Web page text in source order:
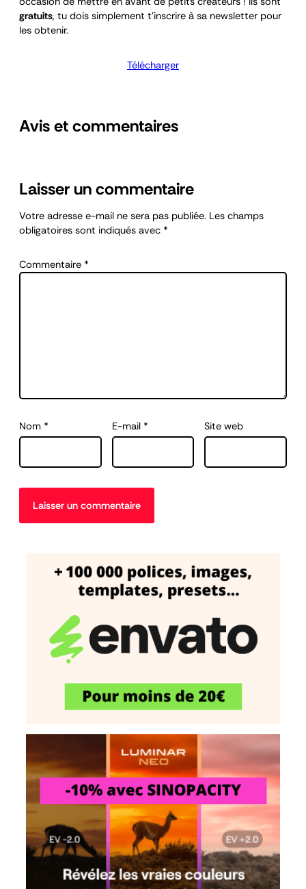
gratuits, tu dois simplement t’inscrire à sa newsletter pour
les obtenir.
Télécharger
Avis et commentaires
Laisser un commentaire
Votre adresse e-mail ne sera pas publiée. Les champs
obligatoires sont indiqués avec *
Commentaire *
Nom * E-mail * Site web